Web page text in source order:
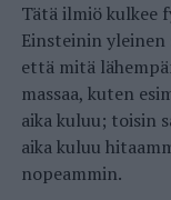
Tätä ilmiö kulkee
Einsteinin
että mitä
massaa, kuten
aika kuluu; toisin
aika kuluu
nopeammin.